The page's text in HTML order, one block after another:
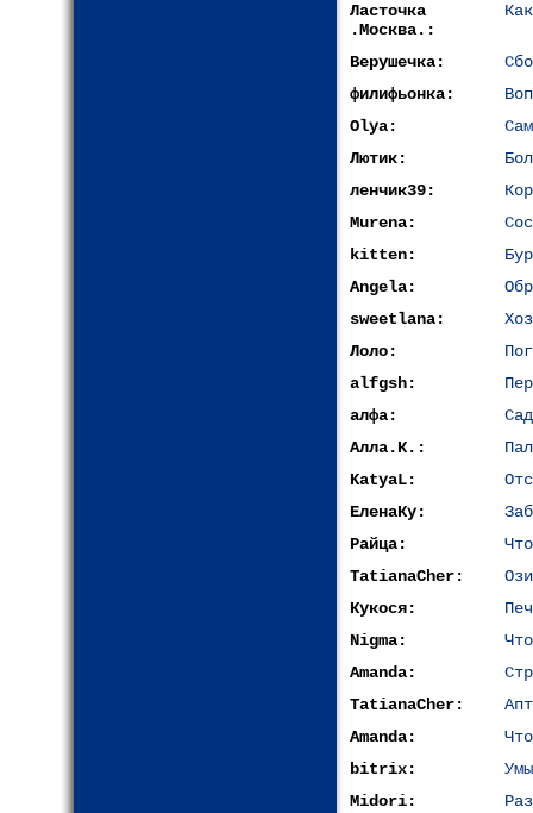
Ласточка
.Москва.:
Верушечка:
филифьонка:
Olya:
Лютик:
ленчик39:
Murena:
kitten:
Angela:
sweetlana:
Лоло:
alfgsh:
алфа:
Алла.К.:
KatyaL:
ЕленаКу:
Райца:
TatianaCher:
Кукося:
Nigma:
Amanda:
TatianaCher:
Amanda:
bitrix:
Midori: